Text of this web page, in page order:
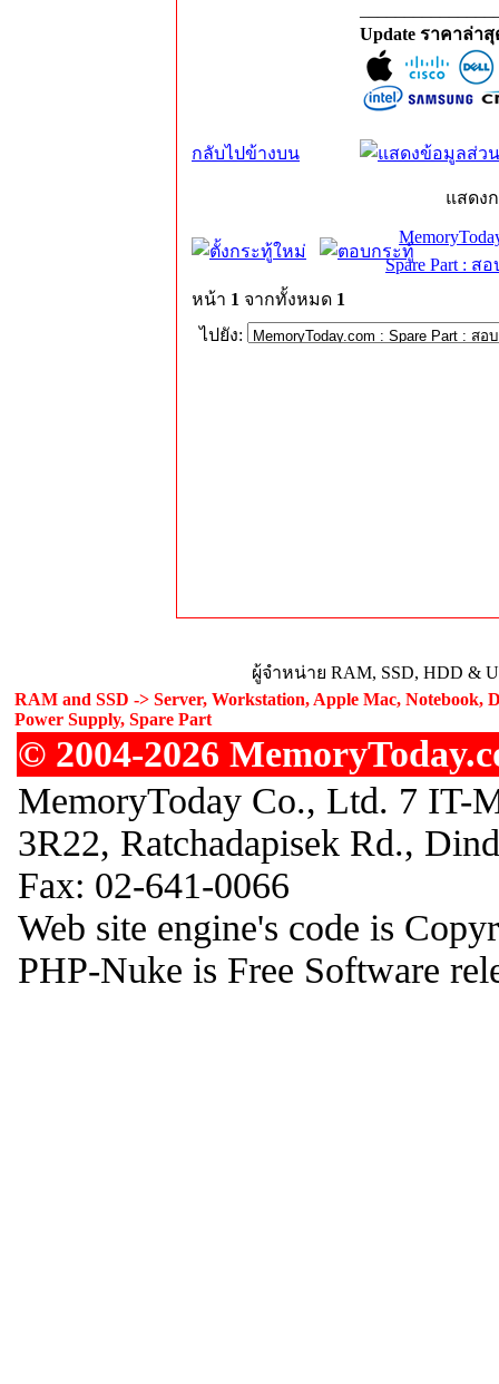
Update ราคาล่า
กลับไปข้างบน
แสดง
Spare Part : ส
หน้า 1 จากทั้งหมด 1
ไปยัง:
ผู้จำหน่าย RAM, SSD, HDD &
RAM and SSD -> Server, Workstation, Apple Mac, Notebook,
Power Supply, Spare Part
© 2004-2026
MemoryToday Co., Ltd. 7 IT-
3R22, Ratchadapisek Rd.,
Fax: 02-641-0066
Web site engine's code is
PHP-Nuke is Free Software